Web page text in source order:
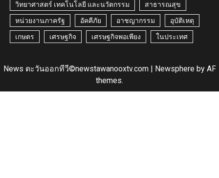
วิทยาศาสตร์ เทคโนโลยี และนวัตกรรม สาธารณสุข
หน่วยงานภาครัฐ อัคคีภัย อาชญากรรม อุบัติเหตุ
เกษตร เศรษฐกิจ เศรษฐกิจพอเพียง ในประเทศ
News ตะวันออกทีวี©newstawanooxtv.com | Newsphereby AF
themes.